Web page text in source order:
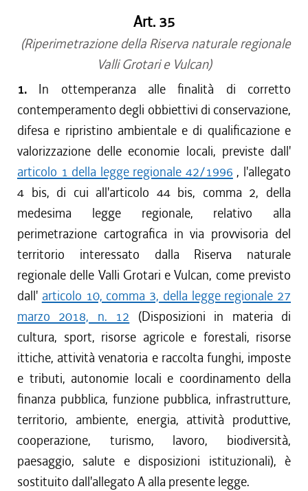
Art. 35
(Riperimetrazione della Riserva naturale regionale
Valli Grotari e Vulcan)
1. In ottemperanza alle finalità di corretto
contemperamento degli obbiettivi di conservazione,
difesa e ripristino ambientale e di qualificazione e
valorizzazione delle economie locali, previste dall'
articolo 1 della legge regionale 42/1996 , l'allegato
4 bis, di cui all'articolo 44 bis, comma 2, della
medesima legge regionale, relativo alla
perimetrazione cartografica in via provvisoria del
territorio interessato dalla Riserva naturale
regionale delle Valli Grotari e Vulcan, come previsto
dall' articolo 10, comma 3, della legge regionale 27
marzo 2018, n. 12 (Disposizioni in materia di
cultura, sport, risorse agricole e forestali, risorse
ittiche, attività venatoria e raccolta funghi, imposte
e tributi, autonomie locali e coordinamento della
finanza pubblica, funzione pubblica, infrastrutture,
territorio, ambiente, energia, attività produttive,
cooperazione, turismo, lavoro, biodiversità,
paesaggio, salute e disposizioni istituzionali), è
sostituito dall'allegato A alla presente legge.